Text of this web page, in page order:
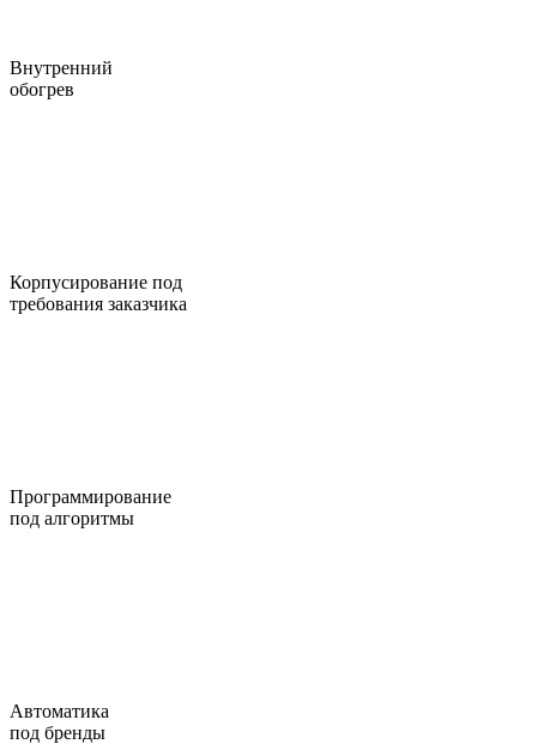
Внутренний
обогрев
Корпусирование под
требования заказчика
Программирование
под алгоритмы
Автоматика
под бренды